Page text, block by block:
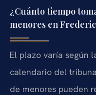
¿Cuánto tiempo
menores en
El plazo varía según
calendario del
de menores pueden